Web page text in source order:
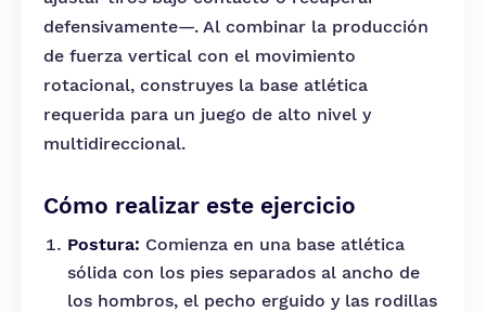
defensivamente—. Al combinar la producción
de fuerza vertical con el movimiento
rotacional, construyes la base atlética
requerida para un juego de alto nivel y
multidireccional.
Cómo realizar este ejercicio
Postura: Comienza en una base atlética
sólida con los pies separados al ancho de
los hombros, el pecho erguido y las rodillas